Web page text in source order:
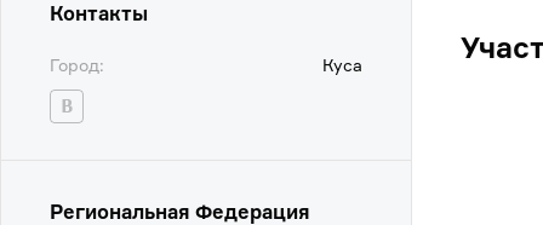
Контакты
Город: Куса
Региональная Федерация